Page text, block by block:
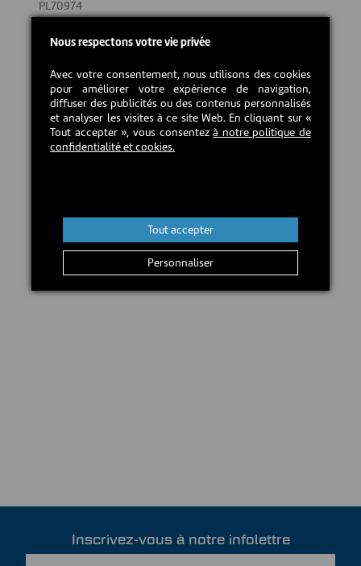
PL70974
30,00 CAD$
Retour en stock estimé :2026-09-21
Précommander
Inscrivez-vous à notre infolettre
Nous respectons votre vie privée
Avec votre consentement, nous utilisons des cookies
pour améliorer votre expérience de navigation,
diffuser des publicités ou des contenus personnalisés
et analyser les visites à ce site Web. En cliquant sur «
Tout accepter », vous consentezà notre politique de
confidentialité et cookies.
Personnaliser
Tout accepter